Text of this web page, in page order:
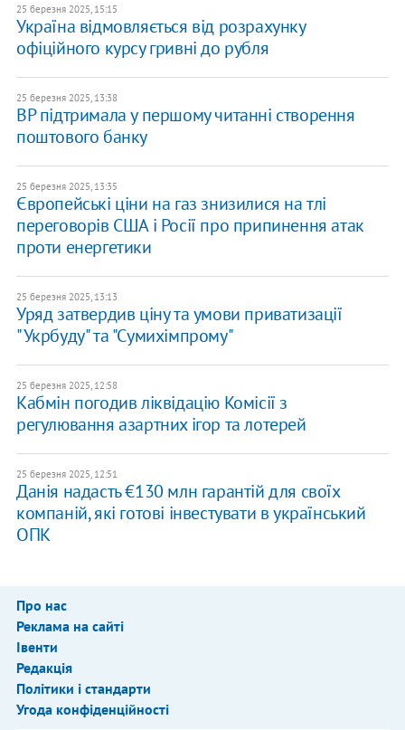
25 березня 2025, 15:15
Україна відмовляється від розрахунку
офіційного курсу гривні до рубля
25 березня 2025, 13:38
ВР підтримала у першому читанні створення
поштового банку
25 березня 2025, 13:35
Європейські ціни на газ знизилися на тлі
переговорів США і Росії про припинення атак
проти енергетики
25 березня 2025, 13:13
Уряд затвердив ціну та умови приватизації
"Укрбуду" та "Сумихімпрому"
25 березня 2025, 12:58
Кабмін погодив ліквідацію Комісії з
регулювання азартних ігор та лотерей
25 березня 2025, 12:51
Данія надасть €130 млн гарантій для своїх
компаній, які готові інвестувати в український
ОПК
Про нас
Реклама на сайті
Івенти
Редакція
Політики і стандарти
Угода конфіденційності